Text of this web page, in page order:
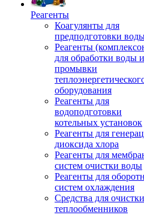
Реагенты
Коагулянты для
предподготовки
Реагенты
для обработки воды и
промывки
оборудования
Реагенты для
водоподготовки
котельных установок
Реагенты для
диоксида хлора
Реагенты для
систем очистки воды
Реагенты для
систем охлаждения
Средства для очистки
теплообменников